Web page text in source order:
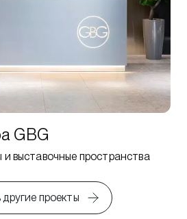
GBG
выставочные пространства
проекты